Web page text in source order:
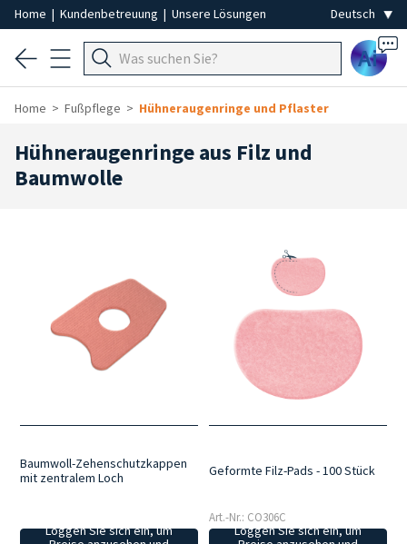
Home | Kundenbetreuung | Unsere Lösungen
Ai
Home Fußpflege Hühneraugenringe und Pflaster
Hühneraugenringe aus Filz und
Baumwolle
Baumwoll-Zehenschutzkappen
mit zentralem Loch
Loggen Sie sich ein, um
Geformte Filz-Pads - 100 Stück
Art.-Nr.: CO306C
Loggen Sie sich ein, um